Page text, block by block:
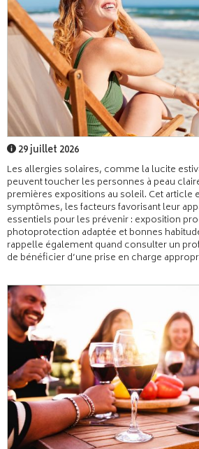
29 juillet 2026
Les allergies solaires, comme la lucite
peuvent toucher les personnes à peau
premières expositions au soleil. Cet article
symptômes, les facteurs favorisant leur
essentiels pour les prévenir : exposition
photoprotection adaptée et bonnes
rappelle également quand consulter un
de bénéficier d’une prise en charge